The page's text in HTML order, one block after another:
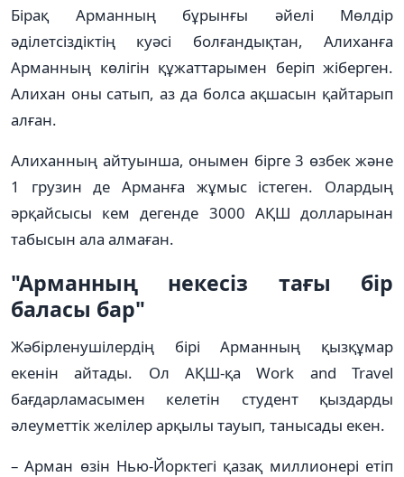
Бірақ Арманның бұрынғы әйелі Мөлдір
әділетсіздіктің куәсі болғандықтан, Алиханға
Арманның көлігін құжаттарымен беріп жіберген.
Алихан оны сатып, аз да болса ақшасын қайтарып
алған.
Алиханның айтуынша, онымен бірге 3 өзбек және
1 грузин де Арманға жұмыс істеген. Олардың
әрқайсысы кем дегенде 3000 АҚШ долларынан
табысын ала алмаған.
"Арманның некесіз тағы бір
баласы бар"
Жәбірленушілердің бірі Арманның қызқұмар
екенін айтады. Ол АҚШ-қа Work and Travel
бағдарламасымен келетін студент қыздарды
әлеуметтік желілер арқылы тауып, танысады екен.
– Арман өзін Нью-Йорктегі қазақ миллионері етіп